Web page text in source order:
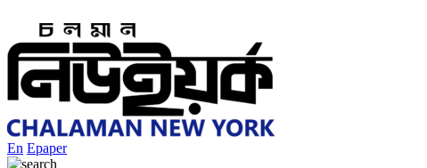
En Epaper